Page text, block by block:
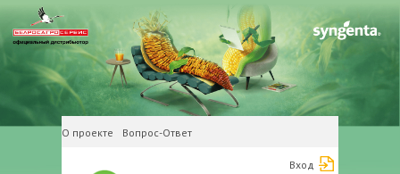
О проекте Вопрос-Ответ
Вход